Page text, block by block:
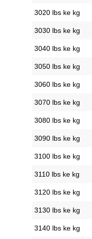
3020 lbs ke kg
3030 lbs ke kg
3040 lbs ke kg
3050 lbs ke kg
3060 lbs ke kg
3070 lbs ke kg
3080 lbs ke kg
3090 lbs ke kg
3100 lbs ke kg
3110 lbs ke kg
3120 lbs ke kg
3130 lbs ke kg
3140 lbs ke kg